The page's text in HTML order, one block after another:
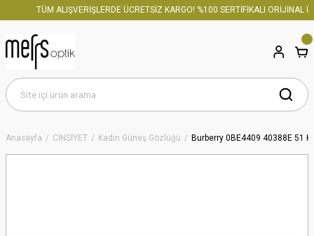
TÜM ALIŞVERİŞLERDE ÜCRETSİZ KARGO! %100 SERTİFİKALI ORİJİNAL
Anasayfa CİNSİYET Kadın Güneş Gözlüğü Burberry 0BE4409 40388E 51